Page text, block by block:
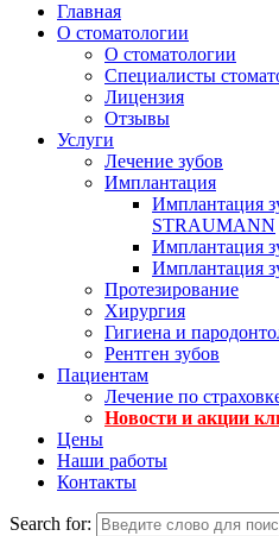
Главная
О стоматологии
О стоматологии
Специалисты
Лицензия
Отзывы
Услуги
Лечение зубов
Имплантация
Имплантация
STRAUMANN
Имплантация
Имплантация
Протезирование
Хирургия
Гигиена и
Рентген зубов
Пациентам
Лечение по
Новости и акции
Цены
Наши работы
Контакты
Search for: